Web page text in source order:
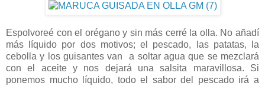
Espolvoreé con el orégano y sin más cerré la olla. No añadí
más líquido por dos motivos; el pescado, las patatas, la
cebolla y los guisantes van a soltar agua que se mezclará
con el aceite y nos dejará una salsita maravillosa. Si
ponemos mucho líquido, todo el sabor del pescado irá a